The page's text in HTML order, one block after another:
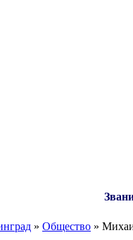
» Общество »